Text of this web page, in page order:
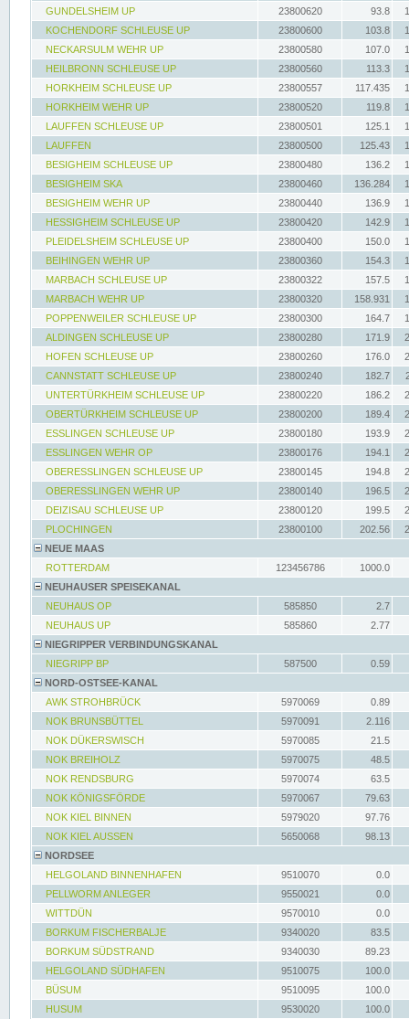
GUNDELSHEIM UP
23800620 93.8
KOCHENDORF SCHLEUSE UP
23800600 103.8
NECKARSULM WEHR UP
23800580 107.0
HEILBRONN SCHLEUSE UP
23800560 113.3
HORKHEIM SCHLEUSE UP
23800557 117.435
HORKHEIM WEHR UP
23800520 119.8
LAUFFEN SCHLEUSE UP
23800501 125.1
LAUFFEN
23800500 125.43
BESIGHEIM SCHLEUSE UP
23800480 136.2
BESIGHEIM SKA
23800460 136.284
BESIGHEIM WEHR UP
23800440 136.9
HESSIGHEIM SCHLEUSE UP
23800420 142.9
PLEIDELSHEIM SCHLEUSE UP
23800400 150.0
BEIHINGEN WEHR UP
23800360 154.3
MARBACH SCHLEUSE UP
23800322 157.5
MARBACH WEHR UP
23800320 158.931
POPPENWEILER SCHLEUSE UP
23800300 164.7
ALDINGEN SCHLEUSE UP
23800280 171.9
HOFEN SCHLEUSE UP
23800260 176.0
CANNSTATT SCHLEUSE UP
23800240 182.7
UNTERTÜRKHEIM SCHLEUSE UP
23800220 186.2
OBERTÜRKHEIM SCHLEUSE UP
23800200 189.4
ESSLINGEN SCHLEUSE UP
23800180 193.9
ESSLINGEN WEHR OP
23800176 194.1
OBERESSLINGEN SCHLEUSE UP
23800145 194.8
OBERESSLINGEN WEHR UP
23800140 196.5
DEIZISAU SCHLEUSE UP
23800120 199.5
PLOCHINGEN
23800100 202.56
NEUE MAAS
ROTTERDAM
123456786
1000.0
NEUHAUSER SPEISEKANAL
NEUHAUS OP
585850
2.7
NEUHAUS UP
585860
2.77
NIEGRIPPER VERBINDUNGSKANAL
NIEGRIPP BP
587500
0.59
NORD-OSTSEE-KANAL
AWK STROHBRÜCK
5970069
0.89
NOK BRUNSBÜTTEL
5970091
2.116
NOK DÜKERSWISCH
5970085
21.5
NOK BREIHOLZ
5970075
48.5
NOK RENDSBURG
5970074
63.5
NOK KÖNIGSFÖRDE
5970067
79.63
NOK KIEL BINNEN
5979020
97.76
NOK KIEL AUSSEN
5650068
98.13
NORDSEE
HELGOLAND BINNENHAFEN
9510070
0.0
PELLWORM ANLEGER
9550021
0.0
WITTDÜN
9570010
0.0
BORKUM FISCHERBALJE
9340020
83.5
BORKUM SÜDSTRAND
9340030
89.23
HELGOLAND SÜDHAFEN
9510075
100.0
BÜSUM
9510095
100.0
HUSUM
9530020 100.0